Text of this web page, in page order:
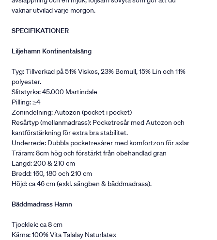
vaknar utvilad varje morgon.
SPECIFIKATIONER
Liljehamn Kontinentalsäng
Tyg: Tillverkad på 51% Viskos, 23% Bomull, 15% Lin och 11%
polyester.
Slitstyrka: 45.000 Martindale
Pilling: ≥4
Zonindelning: Autozon (pocket i pocket)
Resårtyp (mellanmadrass): Pocketresår med Autozon och
kantförstärkning för extra bra stabilitet.
Underrede: Dubbla pocketresårer med komfortzon för axlar
Träram: 8cm hög och förstärkt från obehandlad gran
Längd: 200 & 210 cm
Bredd: 160, 180 och 210 cm
Höjd: ca 46 cm (exkl. sängben & bäddmadrass).
Bäddmadrass Hamn
Tjocklek: ca 8 cm
Kärna: 100% Vita Talalay Naturlatex